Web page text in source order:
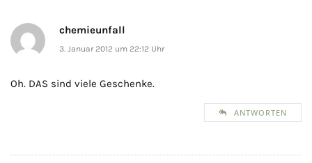
chemieunfall
3. Januar 2012 um 22:12 Uhr
Oh. DAS sind viele Geschenke.
ANTWORTEN